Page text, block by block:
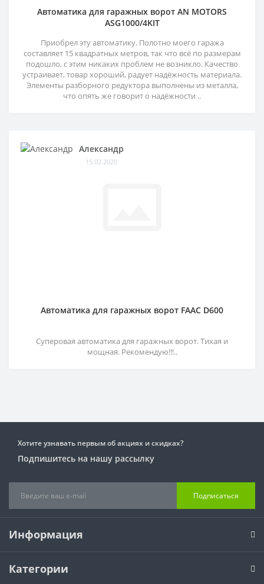
Автоматика для гаражных ворот AN MOTORS
ASG1000/4KIT
Приобрел эту автоматику. Полотно моего гаража
составляет 15 квадратных метров, так что всё по размерам
подошло, с этим никаких проблем не возникло. Качество
устраивает, товар хороший, радует надёжность материала.
Элементы разборного редуктора выполнены из металла,
что опять же говорит о надёжности ..
Александр
15.02.2020
Автоматика для гаражных ворот FAAC D600
Суперовая автоматика для гаражных ворот. Тихая и
мощная. Рекомендую!!!..
Хотите узнавать первым об акциях и скидках?
Подпишитесь на нашу рассылку
Подписаться
Информация
Категории